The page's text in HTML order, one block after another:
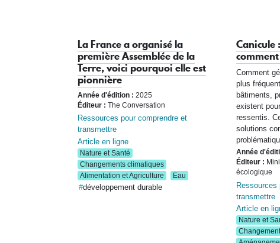
La France a organisé la
première Assemblée de la
Terre, voici pourquoi elle est
pionnière
Année d'édition : 2025
Éditeur : The Conversation
Ressources pour comprendre et
transmettre
Article en ligne
Nature et Santé
Changements climatiques
Alimentation et Agriculture
Eau
développement durable
Canicule
Comment
plus
bâtiments,
existent
ressentis.
solutions
Année
Éditeur :
écologique
Ressources
transmettre
Article en
Nature et